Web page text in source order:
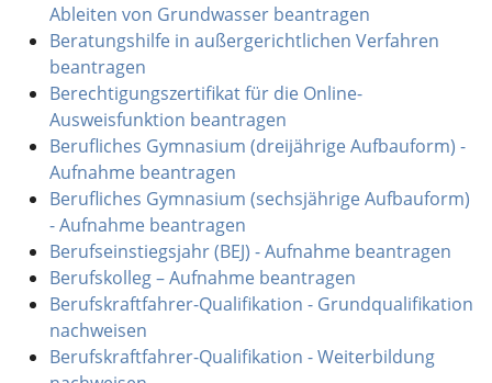
Ableiten von Grundwasser beantragen
Beratungshilfe in außergerichtlichen Verfahren
beantragen
Berechtigungszertifikat für die Online-
Ausweisfunktion beantragen
Berufliches Gymnasium (dreijährige Aufbauform) -
Aufnahme beantragen
Berufliches Gymnasium (sechsjährige Aufbauform)
- Aufnahme beantragen
Berufseinstiegsjahr (BEJ) - Aufnahme beantragen
Berufskolleg – Aufnahme beantragen
Berufskraftfahrer-Qualifikation - Grundqualifikation
nachweisen
Berufskraftfahrer-Qualifikation - Weiterbildung